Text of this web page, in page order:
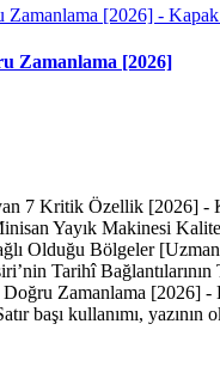
Zamanlama [2026]
Yayık Makinesi
Tarihî
başı kullanımı,